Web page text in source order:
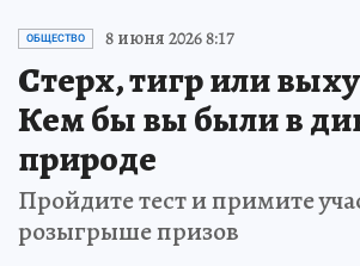
ОБЩЕСТВО 8 июня 2026 8:17
Стерх, тигр или
Кем бы вы были в
природе
Пройдите тест и примите
розыгрыше призов